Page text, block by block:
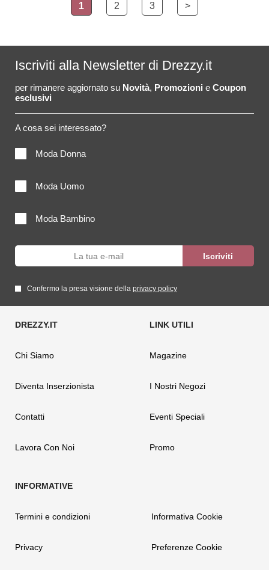
1 2 3 >
Iscriviti alla Newsletter di Drezzy.it
per rimanere aggiornato su Novità, Promozioni e Coupon
esclusivi
A cosa sei interessato?
Moda Donna
Moda Uomo
Moda Bambino
Confermo la presa visione della privacy policy
Chi Siamo
Diventa Inserzionista
Contatti
Lavora Con Noi
Magazine
I Nostri Negozi
Eventi Speciali
Promo
Termini e condizioni
Privacy
Informativa Cookie
Preferenze Cookie